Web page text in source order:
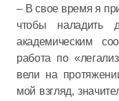
– В свое время я
чтобы наладить
академическим
работа по
вели на
мой взгляд,